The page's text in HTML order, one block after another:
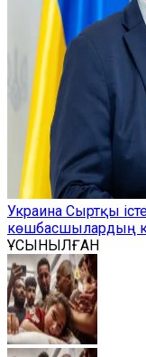
Украина Сыртқы
көшбасшылардың
ҰСЫНЫЛҒАН